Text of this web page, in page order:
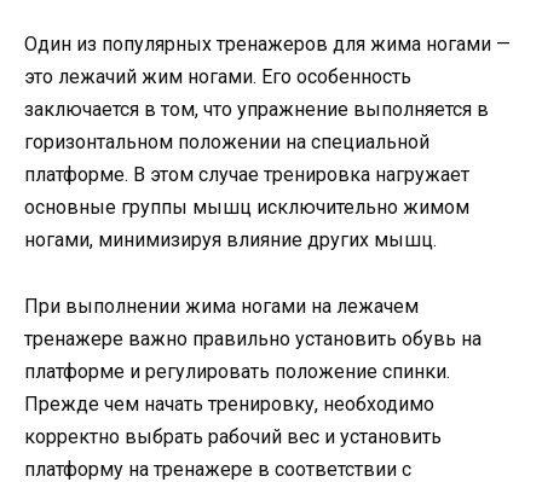
Один из популярных тренажеров для жима ногами —
это лежачий жим ногами. Его особенность
заключается в том, что упражнение выполняется в
горизонтальном положении на специальной
платформе. В этом случае тренировка нагружает
основные группы мышц исключительно жимом
ногами, минимизируя влияние других мышц.
При выполнении жима ногами на лежачем
тренажере важно правильно установить обувь на
платформе и регулировать положение спинки.
Прежде чем начать тренировку, необходимо
корректно выбрать рабочий вес и установить
платформу на тренажере в соответствии с